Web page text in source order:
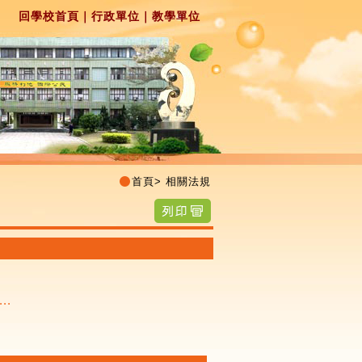
回學校首頁 ｜行政單位 教學單位
首頁> 相關法規